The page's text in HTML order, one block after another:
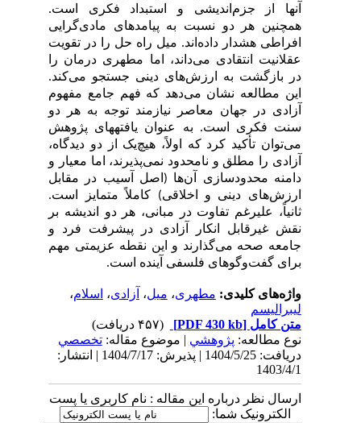
آنها از جزم‌اندیشی و استبداد فکری است.
همچنین هر دو نسبت به پیامدهای مادی‌گرایی
افراطی هشدار داده‌اند. میل راه حل را در تقویت
عقلانیت انتقادی می‌داند، اما مطهری درمان را
در بازگشت به ارزش‌های دینی جستجو می‌کند.
این مطالعه نشان می‌دهد که فهم جامع مفهوم
آزادی در جهان معاصر نیازمند توجه به هر دو
سنت فکری است. به عنوان یافته­های پژوهش
می‌توان تأکید کرد که اولاً، هیچ‌یک از دو دیدگاه،
آزادی را مطلق و نامحدود نمی‌پذیرند، اما معیار و
دامنه محدودسازی آن‌ها (اصل آسیب در مقابل
ارزش‌های دینی و اخلاقی) کاملاً متمایز است.
ثانیاً، علیرغم تفاوت در مبانی، هر دو اندیشه بر
نقش غیرقابل انکار آزادی در پیشرفت فرد و
جامعه صحه می‌گذارند و این نقطه عزیمتی مهم
برای گفت‌وگوهای فلسفی آینده است.
واژه‌های کلیدی:مطهری،میل،آزادی،اسلام،
لیبرالیسم
متن کامل[PDF 430 kb]
نوع مطالعه:پژوهشي| موضوع مقاله:تخصصي
دریافت: 1404/5/25 | پذیرش: 1404/7/17 | انتشار:
1403/4/1
ارسال نظر درباره این مقاله : نام کاربری یا پست
الکترونیک شما: